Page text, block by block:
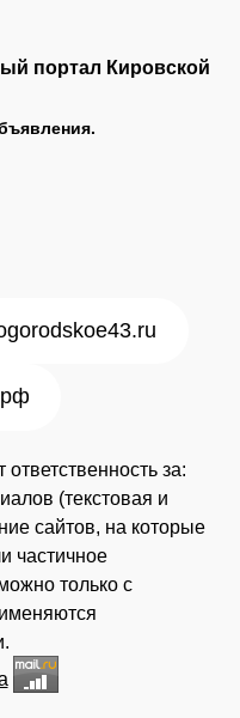
портал Кировской
за:
(текстовая и
сайтов, на которые
частичное
только с